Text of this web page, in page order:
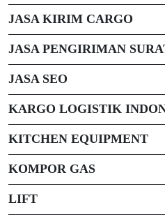
JASA KIRIM CARGO
JASA PENGIRIMAN
JASA SEO
KARGO LOGISTIK
KITCHEN EQUIPMENT
KOMPOR GAS
LIFT